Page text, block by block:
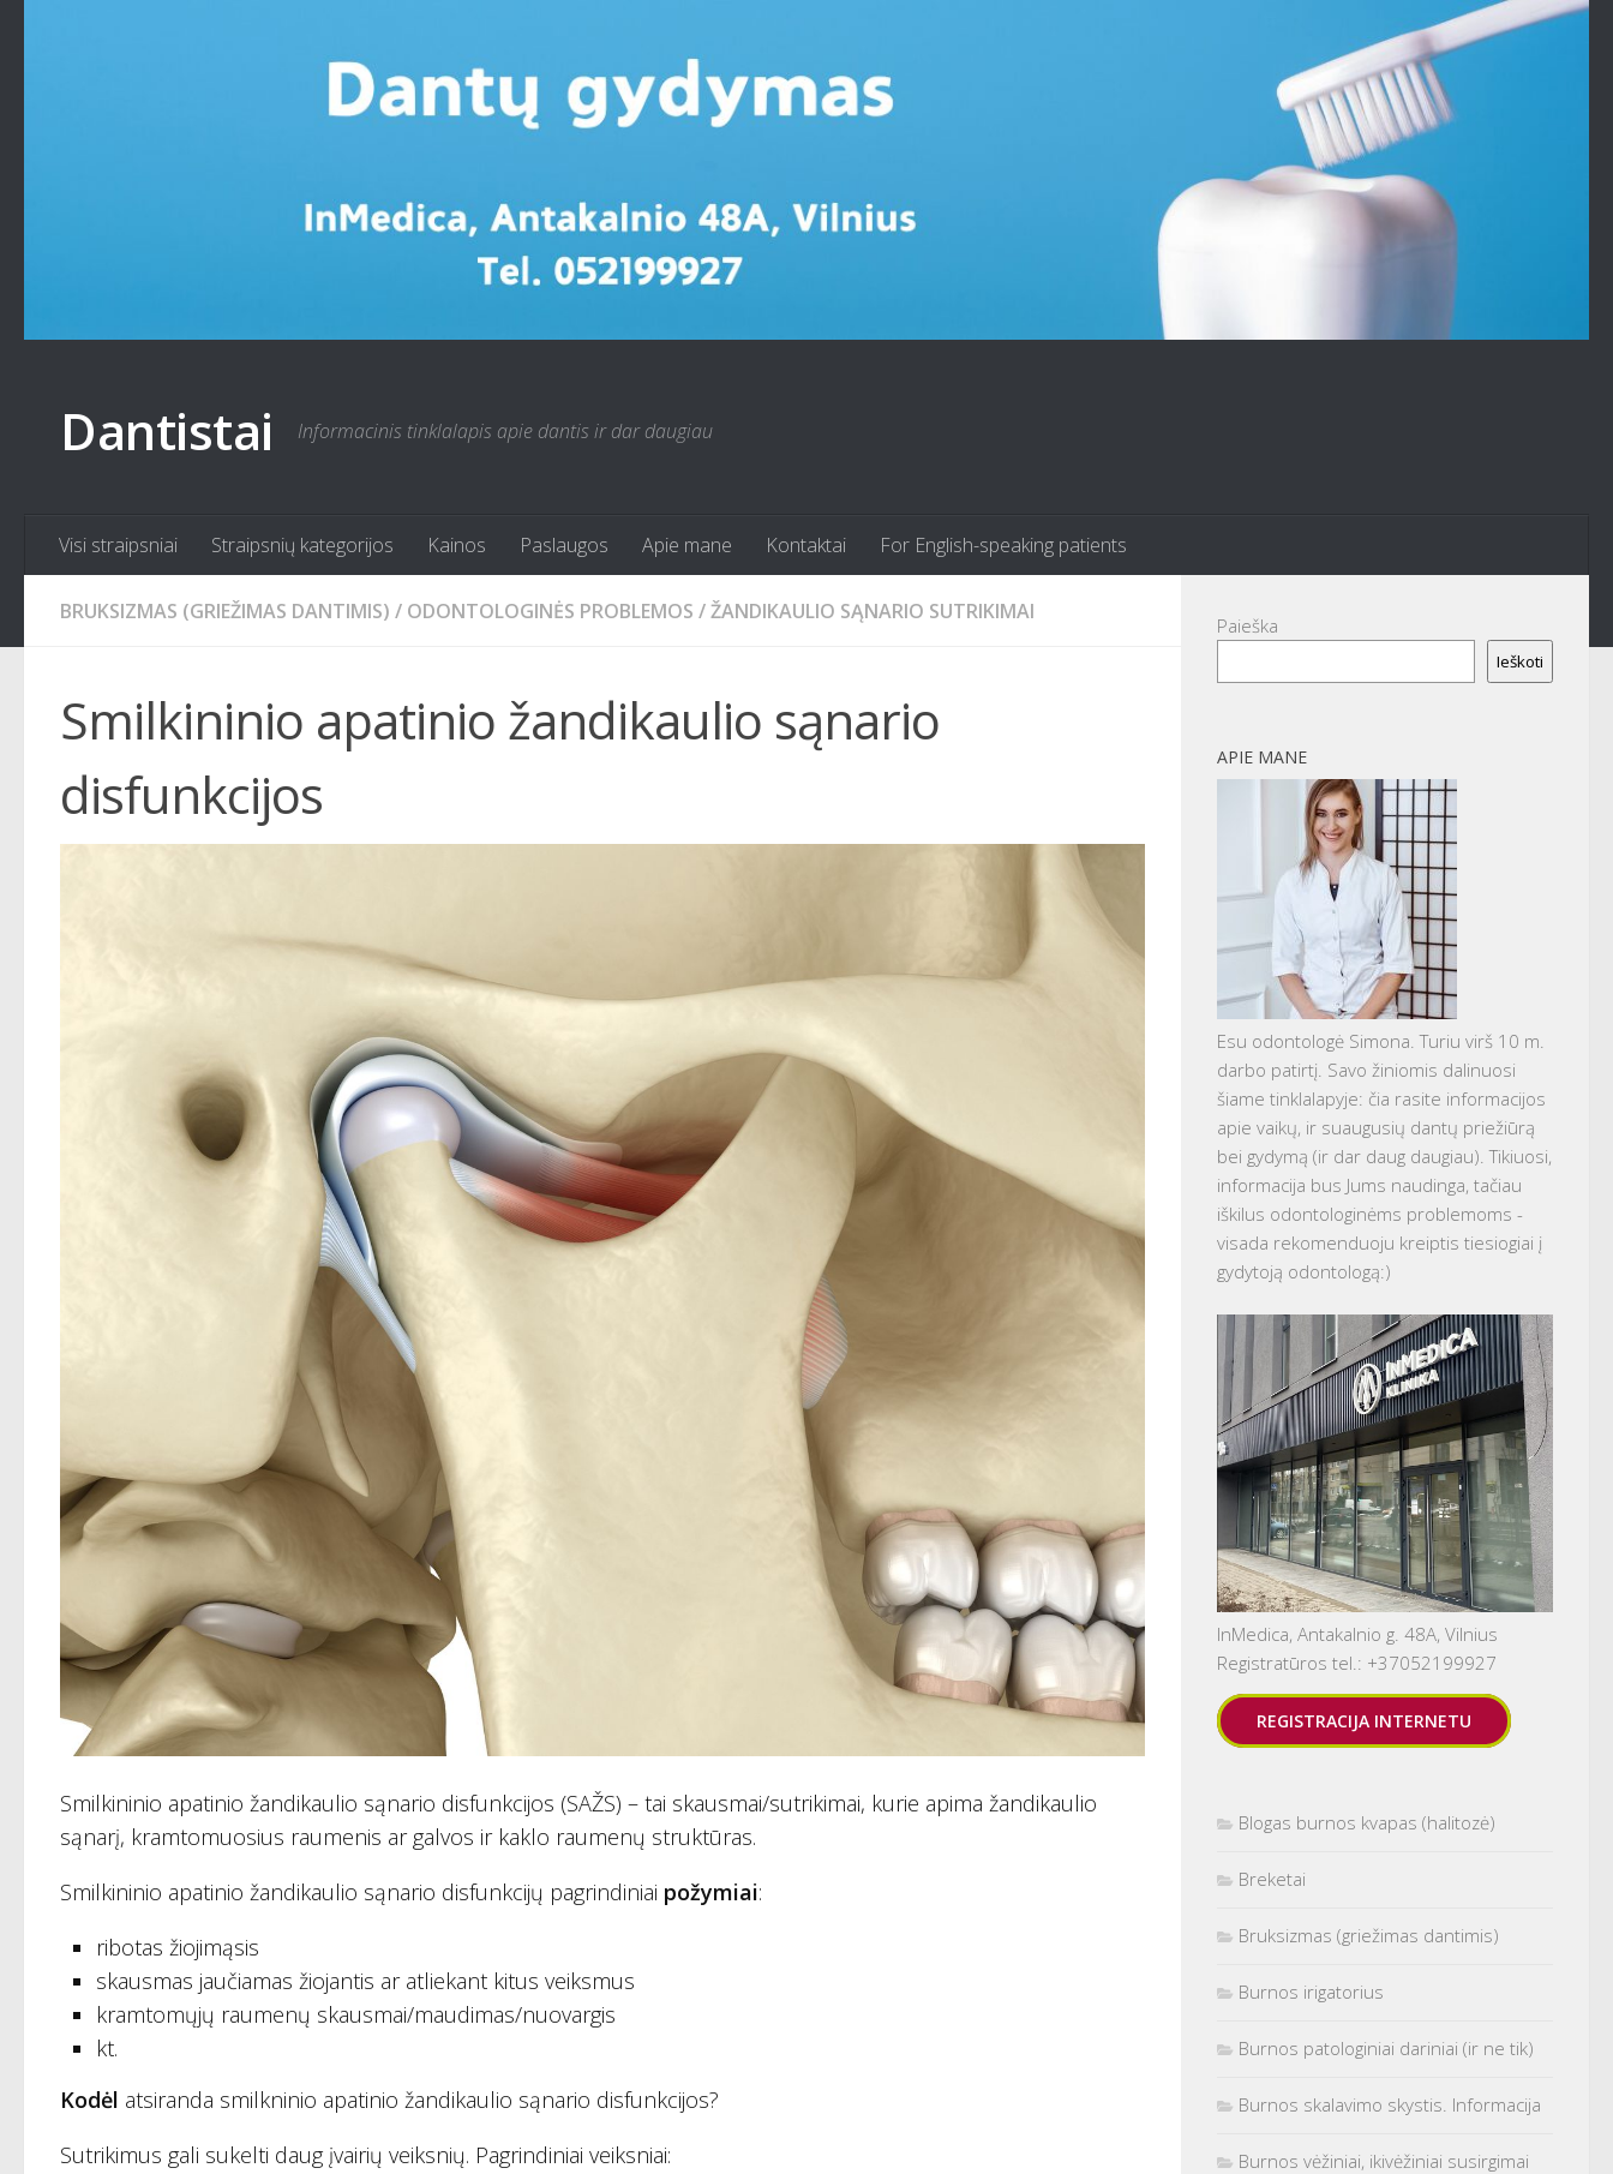
Dantistai Informacinis tinklalapis apie dantis ir dar daugiau
Visi straipsniai Straipsnių kategorijos Kainos Paslaugos Apie mane Kontaktai For English-speaking patients
BRUKSIZMAS (GRIEŽIMAS DANTIMIS) / ODONTOLOGINĖS PROBLEMOS /ŽANDIKAULIO SĄNARIO SUTRIKIMAI
Smilkininio apatinio žandikaulio sąnario
disfunkcijos
Smilkininio apatinio žandikaulio sąnario disfunkcijos (SAŽS) – tai skausmai/sutrikimai, kurie apima žandikaulio
sąnarį, kramtomuosius raumenis ar galvos ir kaklo raumenų struktūras.
Smilkininio apatinio žandikaulio sąnario disfunkcijų pagrindiniai požymiai:
ribotas žiojimąsis
skausmas jaučiamas žiojantis ar atliekant kitus veiksmus
kramtomųjų raumenų skausmai/maudimas/nuovargis
kt.
Kodėl atsiranda smilkninio apatinio žandikaulio sąnario disfunkcijos?
Sutrikimus gali sukelti daug įvairių veiksnių. Pagrindiniai veiksniai:
Paieška
Ieškoti
APIE MANE
Esu odontologė Simona. Turiu virš 10 m.
darbo patirtį. Savo žiniomis dalinuosi
šiame tinklalapyje: čia rasite informacijos
apie vaikų, ir suaugusių dantų priežiūrą
bei gydymą (ir dar daug daugiau). Tikiuosi,
informacija bus Jums naudinga, tačiau
iškilus odontologinėms problemoms -
visada rekomenduoju kreiptis tiesiogiai į
gydytoją odontologą:)
InMedica, Antakalnio g. 48A, Vilnius
Registratūros tel.: +37052199927
REGISTRACIJA INTERNETU
Blogas burnos kvapas (halitozė)
Breketai
Bruksizmas (griežimas dantimis)
Burnos irigatorius
Burnos patologiniai dariniai (ir ne tik)
Burnos skalavimo skystis. Informacija
Burnos vėžiniai, ikivėžiniai susirgimai